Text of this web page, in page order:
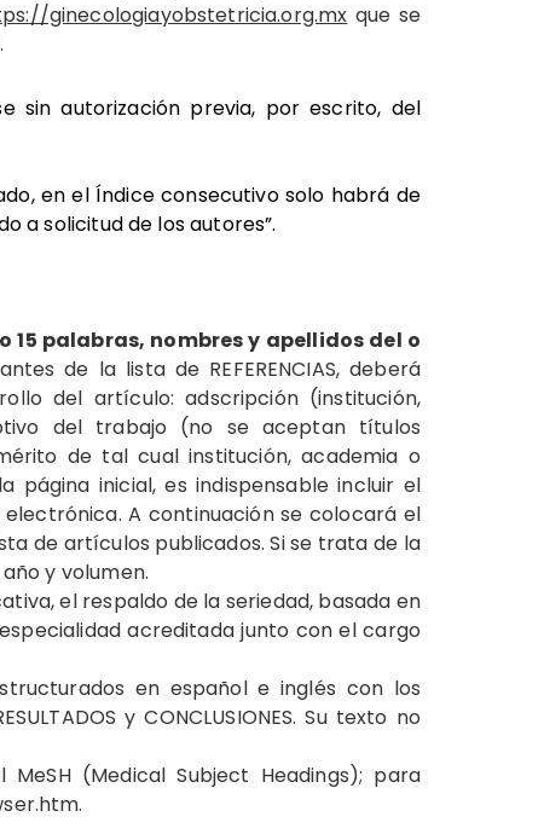
ginecologiayobstetricia.org.mx que se
.
sin autorización previa, por escrito, del
en el Índice consecutivo solo habrá de
a solicitud de los autores”.
palabras, nombres y apellidos del o
de la lista de REFERENCIAS, deberá
del artículo: adscripción (institución,
del trabajo (no se aceptan títulos
de tal cual institución, academia o
página inicial, es indispensable incluir el
A continuación se colocará el
de artículos publicados. Si se trata de la
y volumen.
el respaldo de la seriedad, basada en
acreditada junto con el cargo
en español e inglés con los
y CONCLUSIONES. Su texto no
(Medical Subject Headings); para